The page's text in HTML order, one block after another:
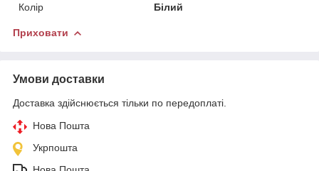
Колір
Білий
Приховати
Умови доставки
Доставка здійснюється тільки по передоплаті.
Нова Пошта
Укрпошта